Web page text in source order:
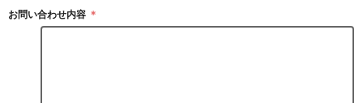
お問い合わせ内容 ＊